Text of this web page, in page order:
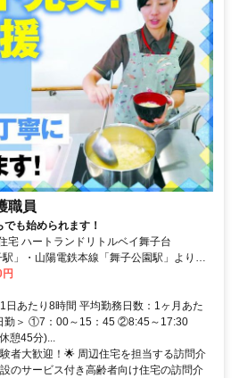
職員
でも始められます！
宅 ハートランドリトルベイ舞子台
」・山陽電鉄本線「舞子公園駅」より徒
日あたり8時間 平均勤務日数：1ヶ月あた
勤＞ ①7：00～15：45 ②8:45～17:30
憩45分)...
者大歓迎！🌟 周辺住宅を担当する訪問介
のサービス付き高齢者向け住宅の訪問介